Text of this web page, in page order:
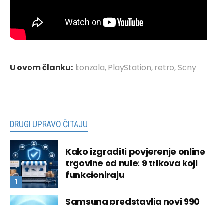
U ovom članku: konzola, PlayStation, retro,Sony
DRUGI UPRAVO ČITAJU
Kako izgraditi povjerenje online
trgovine od nule: 9 trikova koji
funkcioniraju
Samsung predstavlja novi 990